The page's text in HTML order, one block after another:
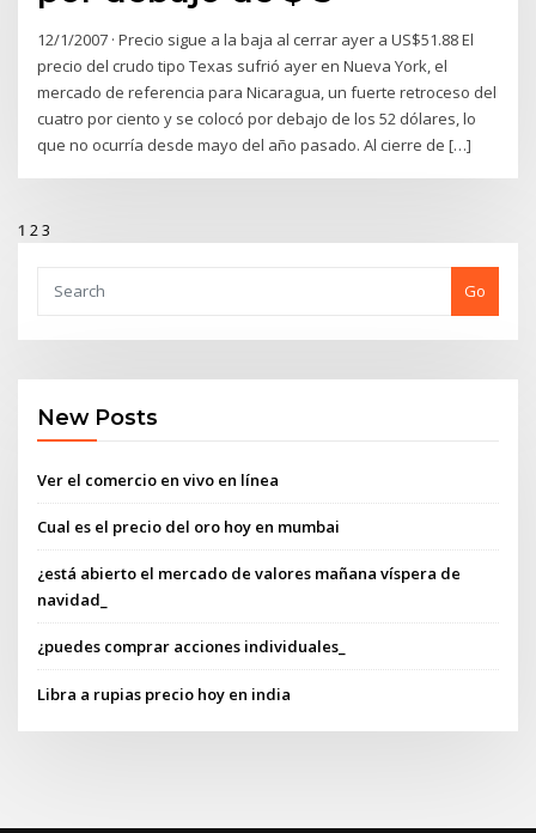
12/1/2007 · Precio sigue a la baja al cerrar ayer a US$51.88 El
precio del crudo tipo Texas sufrió ayer en Nueva York, el
mercado de referencia para Nicaragua, un fuerte retroceso del
cuatro por ciento y se colocó por debajo de los 52 dólares, lo
que no ocurría desde mayo del año pasado. Al cierre de […]
1 23
Go
New Posts
Ver el comercio en vivo en línea
Cual es el precio del oro hoy en mumbai
¿está abierto el mercado de valores mañana víspera de
navidad_
¿puedes comprar acciones individuales_
Libra a rupias precio hoy en india